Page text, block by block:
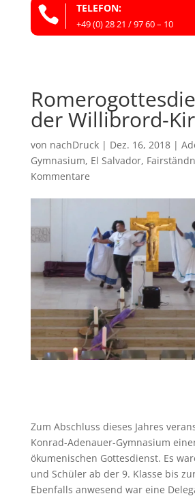
 TELEFON:
+49 (0) 28 21 / 97 60 – 10
der Willibrord-
von nachDruck| Dez. 16, 2018|
Gymnasium, El Salvador,
Kommentare
Zum Abschluss dieses Jahres
Konrad-Adenauer-Gymnasium
ökumenischen Gottesdienst. Es
und Schüler ab der 9. Klasse bis
Ebenfalls anwesend war eine